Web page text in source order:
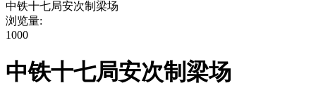
中铁十七局安次制梁场
浏览量:
1000
中铁十七局安次制梁场